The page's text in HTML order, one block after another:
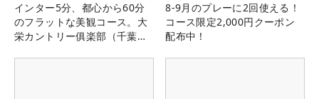
インター5分、都心から60分
のフラットな美観コース。大
栄カントリー俱楽部（千葉
8-9月のプレーに2回使える！
コース限定2,000円クーポン
配布中！